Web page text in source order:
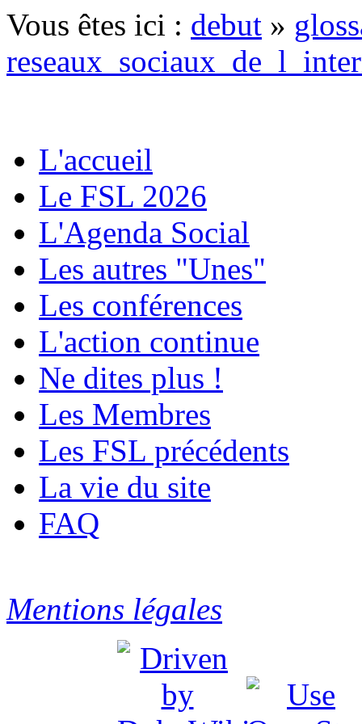
Vous êtes ici : debut »
L'accueil
Le FSL 2026
L'Agenda Social
Les autres "Unes"
Les conférences
L'action continue
Ne dites plus !
Les Membres
Les FSL précédents
La vie du site
FAQ
Mentions légales